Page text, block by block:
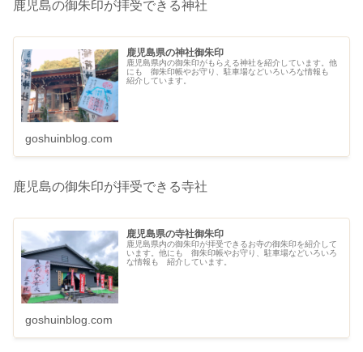
鹿児島の御朱印が拝受できる神社
鹿児島県の神社御朱印
鹿児島県内の御朱印がもらえる神社を紹介しています。他
にも 御朱印帳やお守り、駐車場などいろいろな情報も
紹介しています。
goshuinblog.com
鹿児島の御朱印が拝受できる寺社
鹿児島県の寺社御朱印
鹿児島県内の御朱印が拝受できるお寺の御朱印を紹介して
います。他にも 御朱印帳やお守り、駐車場などいろいろ
な情報も 紹介しています。
goshuinblog.com